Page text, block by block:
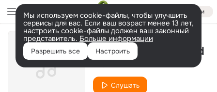
Войти
Мы используем cookie-файлы, чтобы улучшить
сервисы для вас. Если ваш возраст менее 13 лет,
настроить cookie-файлы должен ваш законный
представитель. Больше информации
Разрешить все Настроить
Get Out Of My Mind
Слушать